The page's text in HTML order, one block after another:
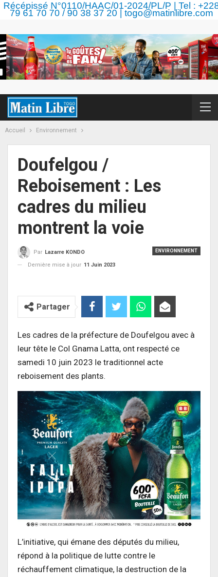
Récépissé N°0110/HAAC/01-2024/PL/P | Tel :
79 61 70 70 / 90 38 37 20 | togo@matinlibre.com
Accueil Environnement
Doufelgou /
Reboisement : Les
cadres du milieu
montrent la voie
ENVIRONNEMENT
Par Lazarre KONDO
Dernière mise à jour 11 Juin 2023
Partager
Les cadres de la préfecture de Doufelgou avec à
leur tête le Col Gnama Latta, ont respecté ce
samedi 10 juin 2023 le traditionnel acte
reboisement des plants.
L’initiative, qui émane des députés du milieu,
répond à la politique de lutte contre le
réchauffement climatique, la destruction de la